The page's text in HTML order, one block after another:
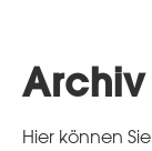
Archiv
Hier können